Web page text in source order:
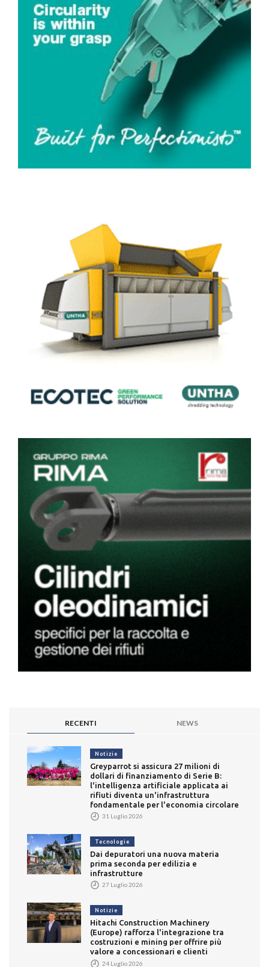
RECENTI NEWS
Notizie
Greyparrot si assicura 27 milioni di
dollari di finanziamento di Serie B:
l'intelligenza artificiale applicata ai
rifiuti diventa un'infrastruttura
fondamentale per l'economia circolare
31 Luglio 2026
Tecnologie
Dai depuratori una nuova materia
prima seconda per edilizia e
infrastrutture
27 Luglio 2026
Notizie
Hitachi Construction Machinery
(Europe) rafforza l'integrazione tra
costruzioni e mining per offrire più
valore a concessionari e clienti
24 Luglio 2026